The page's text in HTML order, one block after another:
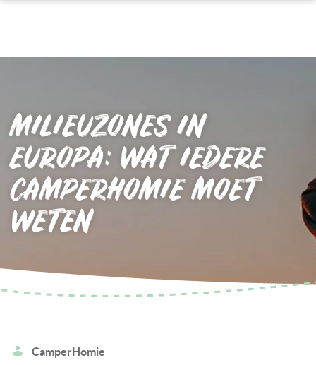
MILIEUZONES IN
EUROPA: WAT IEDERE
CAMPERHOMIE MOET
WETEN
CamperHomie